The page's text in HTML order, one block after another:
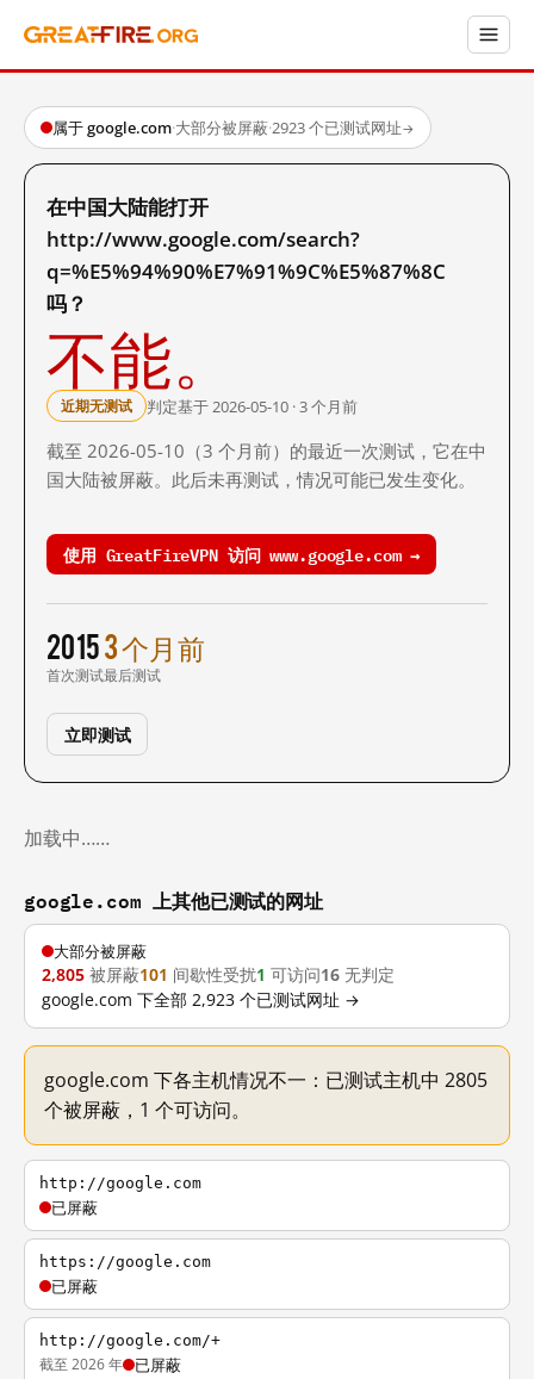
属于 google.com·大部分被屏蔽·2923 个已测试网址→
在中国大陆能打开
http://www.google.com/search?
q=%E5%94%90%E7%91%9C%E5%87%8C
吗？
不能。
近期无测试 判定基于 2026-05-10 · 3 个月前
截至 2026-05-10（3 个月前）的最近一次测试，它在中
国大陆被屏蔽。此后未再测试，情况可能已发生变化。
使用 GreatFireVPN 访问 www.google.com →
2015
首次测试
3 个月前
最后测试
立即测试
加载中……
google.com 上其他已测试的网址
大部分被屏蔽
2,805 被屏蔽101 间歇性受扰1 可访问16 无判定
google.com 下全部 2,923 个已测试网址 →
google.com 下各主机情况不一：已测试主机中 2805
个被屏蔽，1 个可访问。
http://google.com
已屏蔽
https://google.com
已屏蔽
http://google.com/+
截至 2026 年 已屏蔽